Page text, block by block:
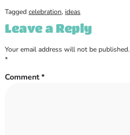
Tagged celebration, ideas
Leave a Reply
Your email address will not be published.
*
Comment*